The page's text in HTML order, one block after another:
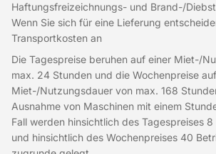
Haftungsfreizeichnungs- und Brand-/
Wenn Sie sich für eine Lieferung
Transportkosten an
Die Tagespreise beruhen auf einer Miet-/
max. 24 Stunden und die Wochenpreise
Miet-/Nutzungsdauer von max. 168
Ausnahme von Maschinen mit einem
Fall werden hinsichtlich des Tagespreises
und hinsichtlich des Wochenpreises 40